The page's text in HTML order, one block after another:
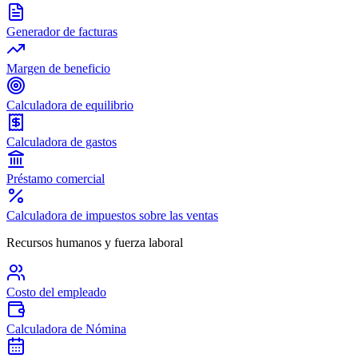
Generador de facturas
Margen de beneficio
Calculadora de equilibrio
Calculadora de gastos
Préstamo comercial
Calculadora de impuestos sobre las ventas
Recursos humanos y fuerza laboral
Costo del empleado
Calculadora de Nómina